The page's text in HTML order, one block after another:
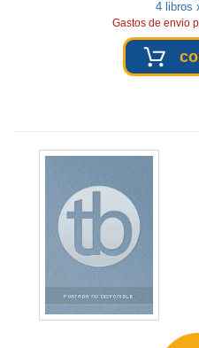
4 libros
Gastos de envio